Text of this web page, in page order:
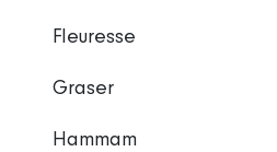
Fleuresse
Graser
Hammam